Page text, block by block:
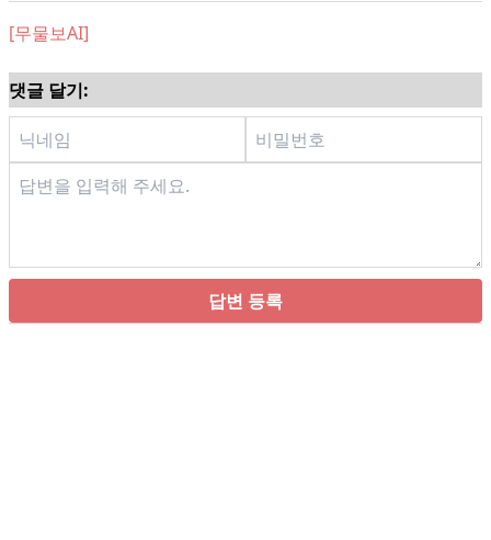
[무물보AI]
댓글 달기:
답변 등록